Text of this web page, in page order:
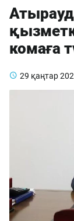
комаға
29 қаңтар